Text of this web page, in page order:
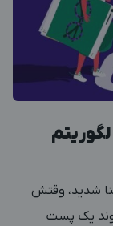
شدید، وقتش
یک پست